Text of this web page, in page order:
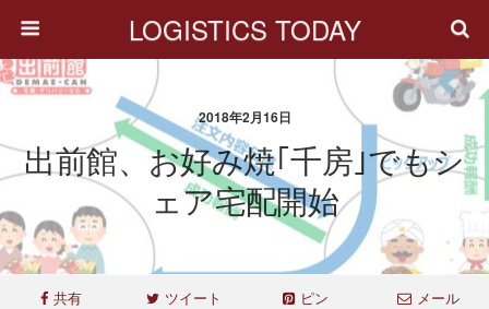
LOGISTICS TODAY
2018年2月16日
出前館、お好み焼｢千房｣でもシ
ェア宅配開始
共有 ツイート ピン メール